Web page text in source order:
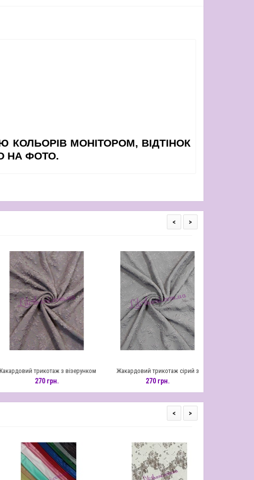
КОЛЬОРІВ МОНІТОРОМ, ВІДТІНОК
НА ФОТО.
трикотаж з візерунком
букети
270 грн.
Жакардовий трикотаж сірий з
візерунком вензеля
270 грн.
< >
< >